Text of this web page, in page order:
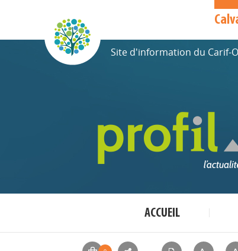
Site d'information du Carif-
ACCUEIL